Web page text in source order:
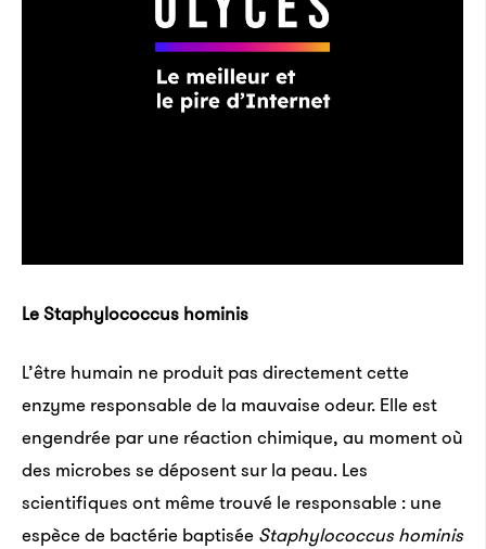
Le Staphylococcus hominis
L’être humain ne produit pas directement cette
enzyme responsable de la mauvaise odeur. Elle est
engendrée par une réaction chimique, au moment où
des microbes se déposent sur la peau. Les
scientifiques ont même trouvé le responsable : une
espèce de bactérie baptisée Staphylococcus hominis